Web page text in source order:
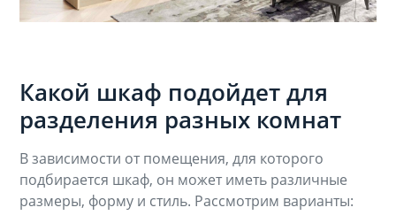
Какой шкаф подойдет для
разделения разных комнат
В зависимости от помещения, для которого
подбирается шкаф, он может иметь различные
размеры, форму и стиль. Рассмотрим варианты: